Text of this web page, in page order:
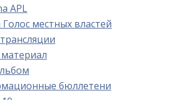
APL
Голос местных властей
бюллетени